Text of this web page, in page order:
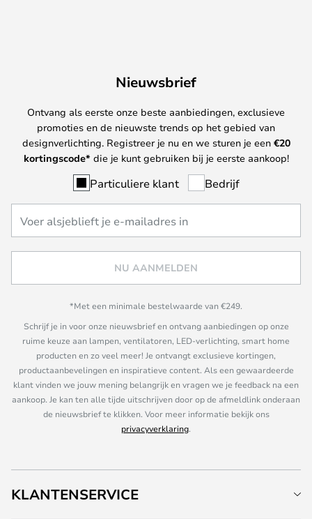
Nieuwsbrief
Ontvang als eerste onze beste aanbiedingen, exclusieve
promoties en de nieuwste trends op het gebied van
designverlichting. Registreer je nu en we sturen je een €20
kortingscode* die je kunt gebruiken bij je eerste aankoop!
Particuliere klant Bedrijf
NU AANMELDEN
*Met een minimale bestelwaarde van €249.
Schrijf je in voor onze nieuwsbrief en ontvang aanbiedingen op onze
ruime keuze aan lampen, ventilatoren, LED-verlichting, smart home
producten en zo veel meer! Je ontvangt exclusieve kortingen,
productaanbevelingen en inspiratieve content. Als een gewaardeerde
klant vinden we jouw mening belangrijk en vragen we je feedback na een
aankoop. Je kan ten alle tijde uitschrijven door op de afmeldlink onderaan
de nieuwsbrief te klikken. Voor meer informatie bekijk ons
privacyverklaring.
KLANTENSERVICE